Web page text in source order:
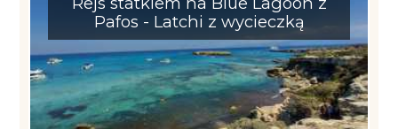
Pafos - Latchi z wycieczką